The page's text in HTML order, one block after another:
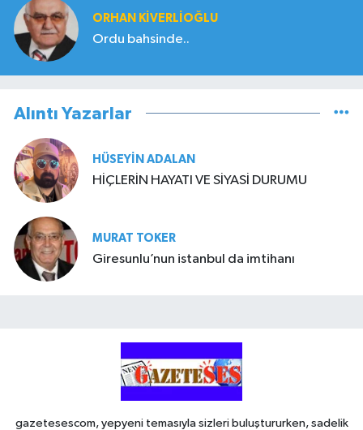
ORHAN KIVERLIOĞLU
Ordu bahsinde..
Alıntı Yazarlar
HÜSEYIN ADALAN
HİÇLERİN HAYATI VE SİYASİ DURUMU
MURAT TOKER
Giresunlu’nun istanbul da imtihanı
gazetesescom, yepyeni temasıyla sizleri buluştururken, sadelik